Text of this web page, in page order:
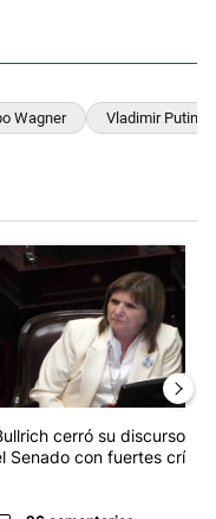
Wagner Vladimir Putin
Senado dio media
artículo de tendencia
cerró su discurso en
Senado con fuertes crí...